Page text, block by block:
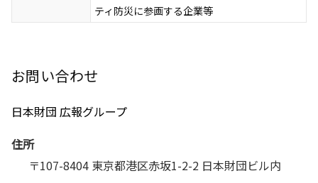
ティ防災に参画する企業等
お問い合わせ
日本財団 広報グループ
住所
〒107-8404 東京都港区赤坂1-2-2 日本財団ビル内